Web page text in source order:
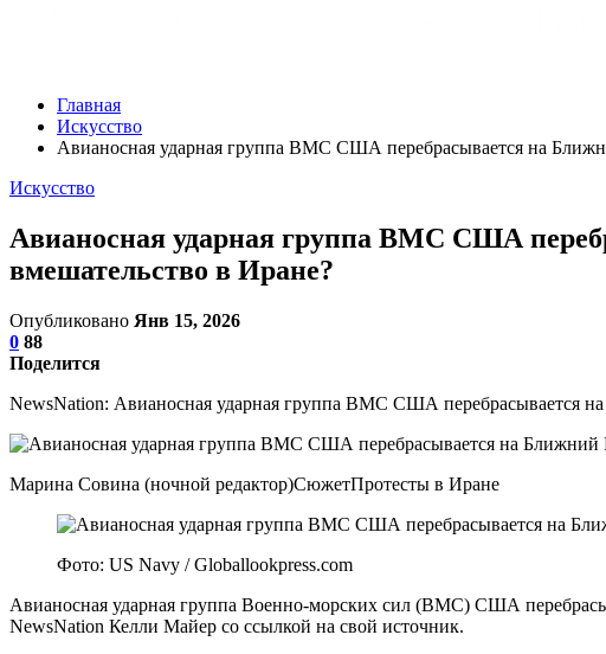
Главная
Искусство
Авианосная ударная группа ВМС США перебрасывается на
Искусство
Авианосная ударная группа ВМС США
вмешательство в Иране?
Опубликовано Янв 15, 2026
0 88
Поделится
NewsNation: Авианосная ударная группа ВМС США перебрасывается
Марина Совина (ночной редактор)СюжетПротесты в Иране
Фото: US Navy / Globallookpress.com
Авианосная ударная группа Военно-морских сил (ВМС) США
NewsNation Келли Майер со ссылкой на свой источник.